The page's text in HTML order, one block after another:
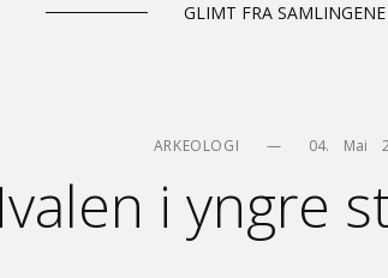
GLIMT FRA SAMLINGENE
ARKEOLOGI — 04.    Mai
i yngre